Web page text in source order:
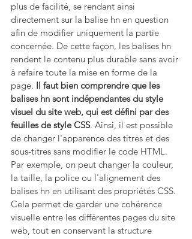
plus de facilité, se rendant ainsi
directement sur la balise hn en question
afin de modifier uniquement la partie
concernée. De cette façon, les balises hn
rendent le contenu plus durable sans avoir
à refaire toute la mise en forme de la
page. Il faut bien comprendre que les
balises hn sont indépendantes du style
visuel du site web, qui est défini par des
feuilles de style CSS. Ainsi, il est possible
de changer l'apparence des titres et des
sous-titres sans modifier le code HTML.
Par exemple, on peut changer la couleur,
la taille, la police ou l'alignement des
balises hn en utilisant des propriétés CSS.
Cela permet de garder une cohérence
visuelle entre les différentes pages du site
web, tout en conservant la structure